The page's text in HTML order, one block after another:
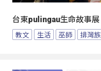
台東pulingau生命故事
教文 生活 巫師 排灣族